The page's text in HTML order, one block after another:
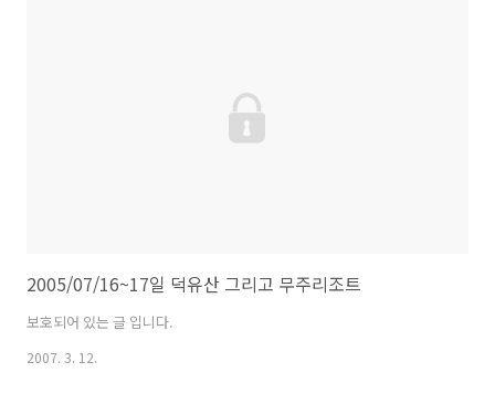
2005/07/16~17일 덕유산 그리고 무주리조트
보호되어 있는 글 입니다.
2007. 3. 12.